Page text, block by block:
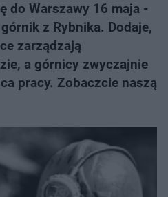
do Warszawy 16 maja -
z Rybnika. Dodaje,
zarządzają
a górnicy zwyczajnie
pracy. Zobaczcie naszą